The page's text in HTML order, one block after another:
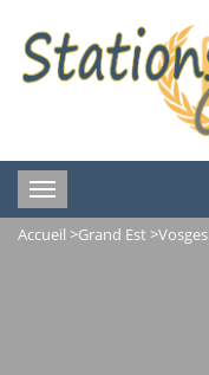
Toggle
navigation
Accueil >Grand Est >Vosges